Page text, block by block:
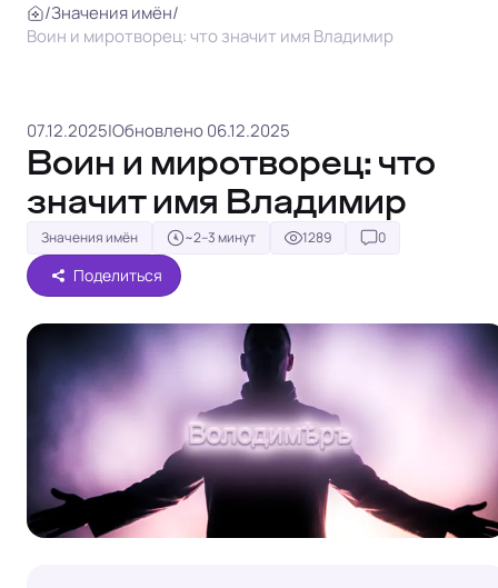
/Значения имён/
Воин и миротворец: что значит имя Владимир
07.12.2025|Обновлено 06.12.2025
Воин и миротворец: что
значит имя Владимир
Значения имён ~2–3 минут 1289 0
Поделиться